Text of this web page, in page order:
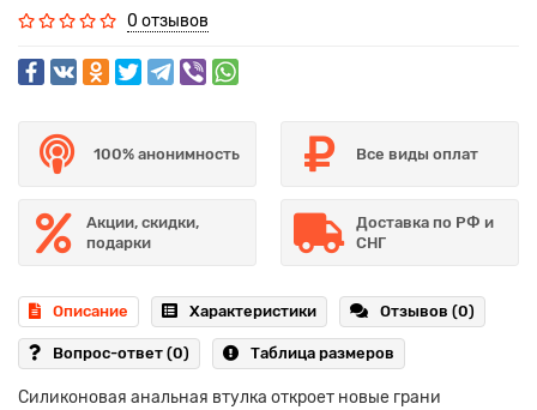
0 отзывов
100% анонимность Все виды оплат
Акции, скидки,
подарки
Доставка по РФ и
СНГ
Описание Характеристики Отзывов (0)
Вопрос-ответ (0) Таблица размеров
Силиконовая анальная втулка откроет новые грани